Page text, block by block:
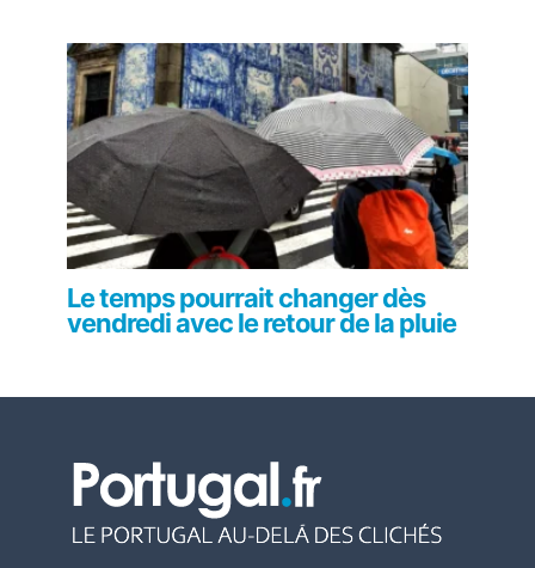
Le temps pourrait changer dès
vendredi avec le retour de la pluie